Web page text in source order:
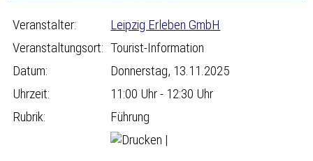
Veranstalter:
Leipzig Erleben GmbH
Veranstaltungsort: Tourist-Information
Datum:
Donnerstag, 13.11.2025
Uhrzeit:
11:00 Uhr - 12:30 Uhr
Rubrik:
Führung
|